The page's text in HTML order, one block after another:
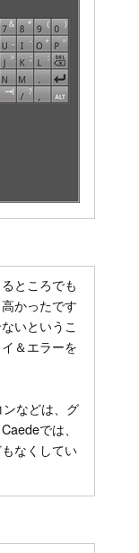
ところでも
かったです
いというこ
＆エラーを
などは、グ
では、
なくしてい